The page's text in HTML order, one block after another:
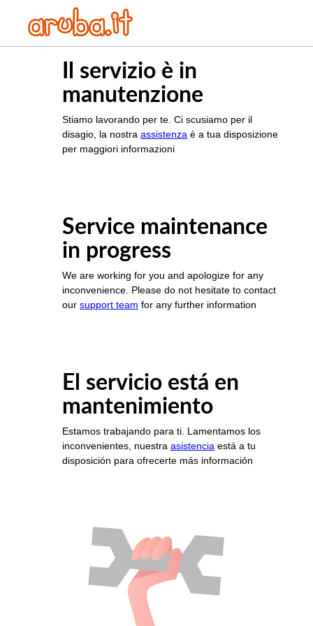
Il servizio è in
manutenzione
Stiamo lavorando per te. Ci scusiamo per il
disagio, la nostra assistenza è a tua disposizione
per maggiori informazioni
Service maintenance
in progress
We are working for you and apologize for any
inconvenience. Please do not hesitate to contact
our support team for any further information
El servicio está en
mantenimiento
Estamos trabajando para ti. Lamentamos los
inconvenientes, nuestra asistencia está a tu
disposición para ofrecerte más información